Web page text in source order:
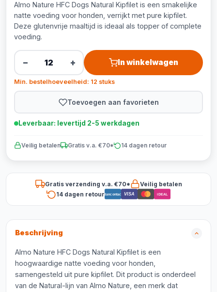
Almo Nature HFC Dogs Natural Kipfilet is een smakelijke
natte voeding voor honden, verrijkt met pure kipfilet.
Deze glutenvrije maaltijd is ideaal als topper of complete
voeding.
− + In winkelwagen
Min. bestelhoeveelheid: 12 stuks
Toevoegen aan favorieten
Leverbaar: levertijd 2-5 werkdagen
Veilig betalen Gratis v.a. €70* 14 dagen retour
Gratis verzending v.a. €70*
Veilig betalen
14 dagen retourBancontact VISA iDEAL
Beschrijving
Almo Nature HFC Dogs Natural Kipfilet is een
hoogwaardige natte voeding voor honden,
samengesteld uit pure kipfilet. Dit product is onderdeel
van de Natural-lijn van Almo Nature, een merk dat